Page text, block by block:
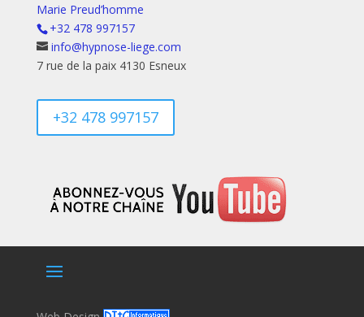
Marie Preud’homme
+32 478 997157
info@hypnose-liege.com
7 rue de la paix 4130 Esneux
+32 478 997157